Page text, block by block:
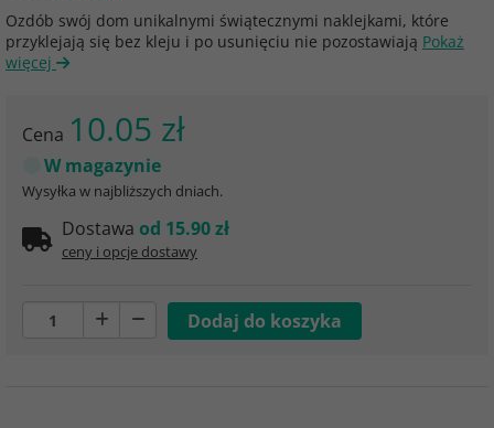
Ozdób swój dom unikalnymi świątecznymi naklejkami, które
przyklejają się bez kleju i po usunięciu nie pozostawiają Pokaż
więcej
Cena 10.05 zł
W magazynie
Wysyłka w najbliższych dniach.
Dostawa od 15.90 zł
ceny i opcje dostawy